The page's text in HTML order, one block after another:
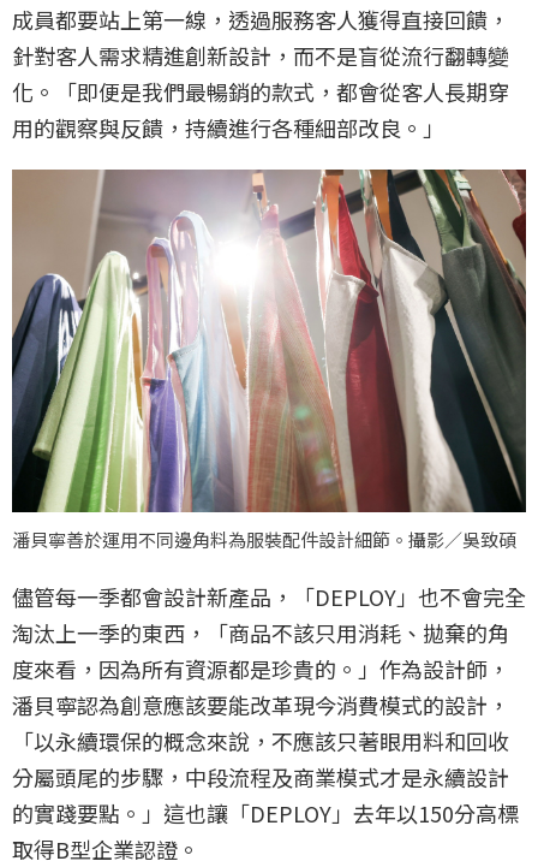
成員都要站上第一線，透過服務客人獲得直接回饋，
針對客人需求精進創新設計，而不是盲從流行翻轉變
化。「即便是我們最暢銷的款式，都會從客人長期穿
用的觀察與反饋，持續進行各種細部改良。」
潘貝寧善於運用不同邊角料為服裝配件設計細節。攝影／吳致碩
儘管每一季都會設計新產品，「DEPLOY」也不會完全
淘汰上一季的東西，「商品不該只用消耗、拋棄的角
度來看，因為所有資源都是珍貴的。」作為設計師，
潘貝寧認為創意應該要能改革現今消費模式的設計，
「以永續環保的概念來說，不應該只著眼用料和回收
分屬頭尾的步驟，中段流程及商業模式才是永續設計
的實踐要點。」這也讓「DEPLOY」去年以150分高標
取得B型企業認證。